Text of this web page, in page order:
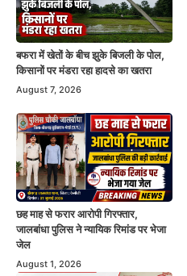
बफरा में खेतों के बीच झुके बिजली के पोल,
किसानों पर मंडरा रहा हादसे का खतरा
August 7, 2026
छह माह से फरार आरोपी गिरफ्तार,
जालबांधा पुलिस ने न्यायिक रिमांड पर भेजा
जेल
August 1, 2026